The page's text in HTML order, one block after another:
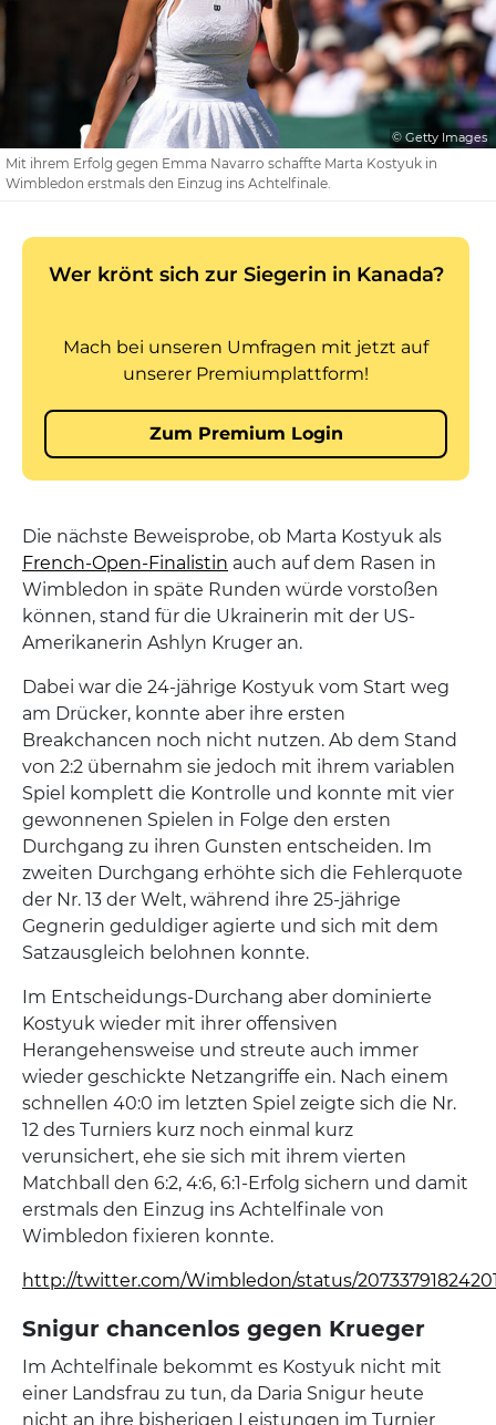
© Getty Images
Mit ihrem Erfolg gegen Emma Navarro schaffte Marta Kostyuk in
Wimbledon erstmals den Einzug ins Achtelfinale.
Die nächste Beweisprobe, ob Marta Kostyuk als
French-Open-Finalistin auch auf dem Rasen in
Wimbledon in späte Runden würde vorstoßen
können, stand für die Ukrainerin mit der US-
Amerikanerin Ashlyn Kruger an.
Dabei war die 24-jährige Kostyuk vom Start weg
am Drücker, konnte aber ihre ersten
Breakchancen noch nicht nutzen. Ab dem Stand
von 2:2 übernahm sie jedoch mit ihrem variablen
Spiel komplett die Kontrolle und konnte mit vier
gewonnenen Spielen in Folge den ersten
Durchgang zu ihren Gunsten entscheiden. Im
zweiten Durchgang erhöhte sich die Fehlerquote
der Nr. 13 der Welt, während ihre 25-jährige
Gegnerin geduldiger agierte und sich mit dem
Satzausgleich belohnen konnte.
Im Entscheidungs-Durchang aber dominierte
Kostyuk wieder mit ihrer offensiven
Herangehensweise und streute auch immer
wieder geschickte Netzangriffe ein. Nach einem
schnellen 40:0 im letzten Spiel zeigte sich die Nr.
12 des Turniers kurz noch einmal kurz
verunsichert, ehe sie sich mit ihrem vierten
Matchball den 6:2, 4:6, 6:1-Erfolg sichern und damit
erstmals den Einzug ins Achtelfinale von
Wimbledon fixieren konnte.
http://twitter.com/Wimbledon/status/
Snigur chancenlos gegen Krueger
Im Achtelfinale bekommt es Kostyuk nicht mit
einer Landsfrau zu tun, da Daria Snigur heute
nicht an ihre bisherigen Leistungen im Turnier